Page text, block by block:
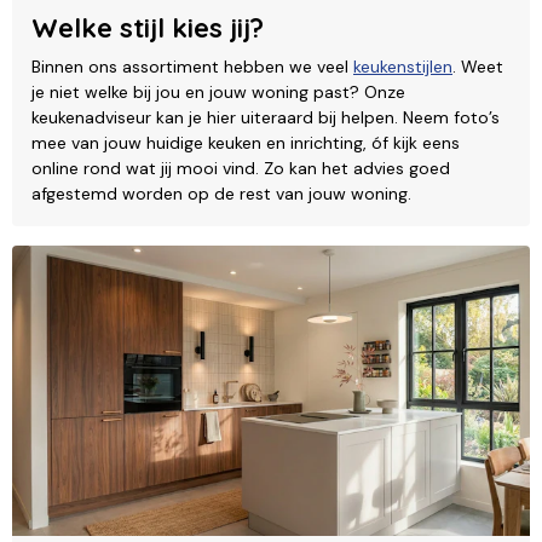
Welke stijl kies jij?
Binnen ons assortiment hebben we veel keukenstijlen. Weet
je niet welke bij jou en jouw woning past? Onze
keukenadviseur kan je hier uiteraard bij helpen. Neem foto’s
mee van jouw huidige keuken en inrichting, óf kijk eens
online rond wat jij mooi vind. Zo kan het advies goed
afgestemd worden op de rest van jouw woning.